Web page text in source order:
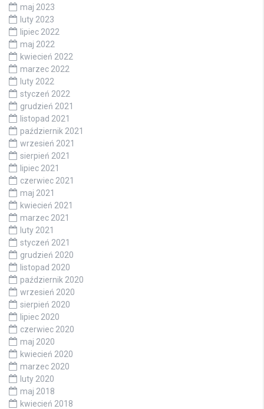
maj 2023
luty 2023
lipiec 2022
maj 2022
kwiecień 2022
marzec 2022
luty 2022
styczeń 2022
grudzień 2021
listopad 2021
październik 2021
wrzesień 2021
sierpień 2021
lipiec 2021
czerwiec 2021
maj 2021
kwiecień 2021
marzec 2021
luty 2021
styczeń 2021
grudzień 2020
listopad 2020
październik 2020
wrzesień 2020
sierpień 2020
lipiec 2020
czerwiec 2020
maj 2020
kwiecień 2020
marzec 2020
luty 2020
maj 2018
kwiecień 2018